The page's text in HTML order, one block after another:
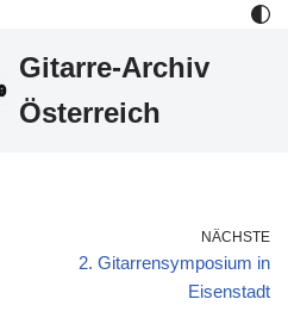
Gitarre-Archiv
Österreich
NÄCHSTE
2. Gitarrensymposium in
Eisenstadt